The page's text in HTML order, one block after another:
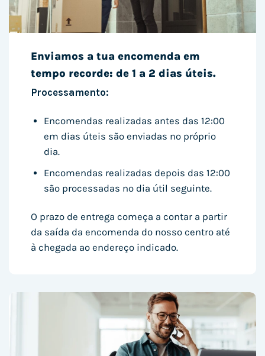
Enviamos a tua encomenda em
tempo recorde: de 1 a 2 dias úteis.
Processamento:
Encomendas realizadas antes das 12:00
em dias úteis são enviadas no próprio
dia.
Encomendas realizadas depois das 12:00
são processadas no dia útil seguinte.
O prazo de entrega começa a contar a partir
da saída da encomenda do nosso centro até
à chegada ao endereço indicado.